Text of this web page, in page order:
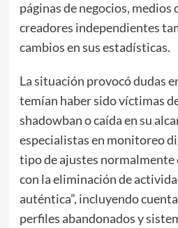
páginas de negocios, medios
creadores independientes
cambios en sus estadísticas.
La situación provocó dudas
temían haber sido víctimas
shadowban o caída en su
especialistas en monitoreo
tipo de ajustes normalmente
con la eliminación de
auténtica”, incluyendo
perfiles abandonados y